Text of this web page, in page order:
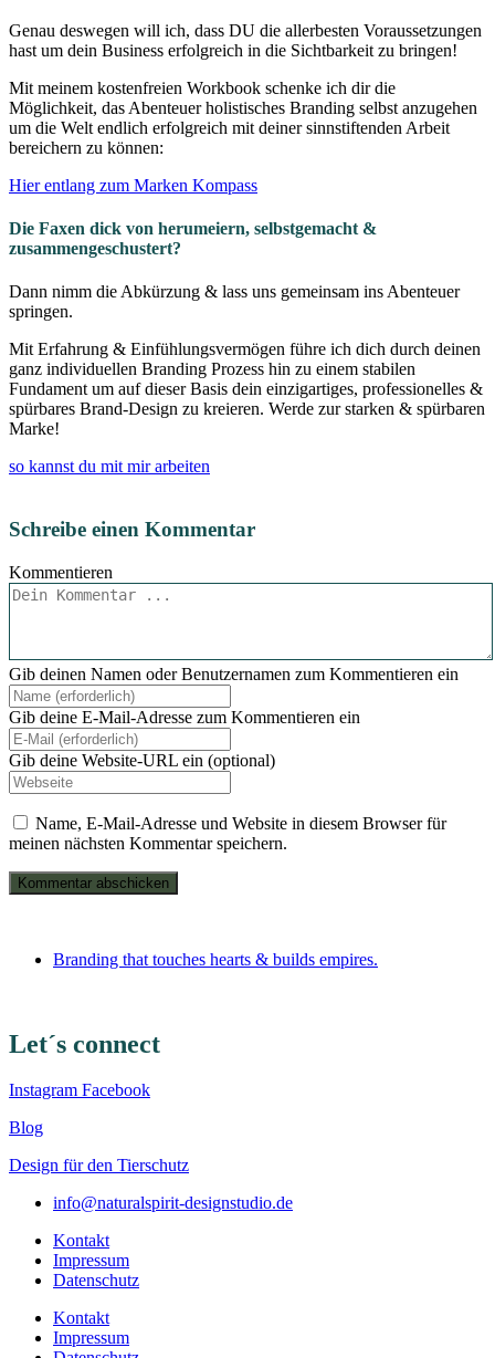
Genau deswegen will ich, dass DU die allerbesten Voraussetzungen
hast um dein Business erfolgreich in die Sichtbarkeit zu bringen!
Mit meinem kostenfreien Workbook schenke ich dir die
Möglichkeit, das Abenteuer holistisches Branding selbst anzugehen
um die Welt endlich erfolgreich mit deiner sinnstiftenden Arbeit
bereichern zu können:
Hier entlang zum Marken Kompass
Die Faxen dick von herumeiern, selbstgemacht &
zusammengeschustert?
Dann nimm die Abkürzung & lass uns gemeinsam ins Abenteuer
springen.
Mit Erfahrung & Einfühlungsvermögen führe ich dich durch deinen
ganz individuellen Branding Prozess hin zu einem stabilen
Fundament um auf dieser Basis dein einzigartiges, professionelles &
spürbares Brand-Design zu kreieren. Werde zur starken & spürbaren
Marke!
so kannst du mit mir arbeiten
Schreibe einen Kommentar
Kommentieren
Gib deinen Namen oder Benutzernamen zum Kommentieren ein
Gib deine E-Mail-Adresse zum Kommentieren ein
Gib deine Website-URL ein (optional)
Name, E-Mail-Adresse und Website in diesem Browser für
meinen nächsten Kommentar speichern.
Branding that touches hearts & builds empires.
Let´s connect
Instagram Facebook
Blog
Design für den Tierschutz
info@naturalspirit-designstudio.de
Kontakt
Impressum
Datenschutz
Kontakt
Impressum